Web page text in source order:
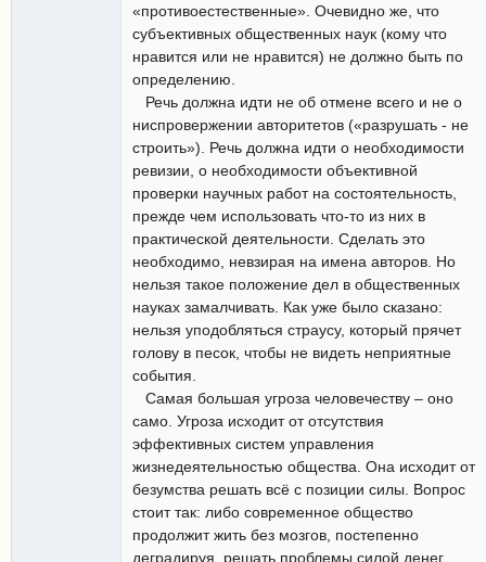
«противоестественные». Очевидно же, что
субъективных общественных наук (кому что
нравится или не нравится) не должно быть по
определению.
Речь должна идти не об отмене всего и не о
ниспровержении авторитетов («разрушать - не
строить»). Речь должна идти о необходимости
ревизии, о необходимости объективной
проверки научных работ на состоятельность,
прежде чем использовать что-то из них в
практической деятельности. Сделать это
необходимо, невзирая на имена авторов. Но
нельзя такое положение дел в общественных
науках замалчивать. Как уже было сказано:
нельзя уподобляться страусу, который прячет
голову в песок, чтобы не видеть неприятные
события.
Самая большая угроза человечеству – оно
само. Угроза исходит от отсутствия
эффективных систем управления
жизнедеятельностью общества. Она исходит от
безумства решать всё с позиции силы. Вопрос
стоит так: либо современное общество
продолжит жить без мозгов, постепенно
деградируя, решать проблемы силой денег,